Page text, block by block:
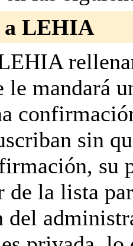
a LEHIA
mandará
sin
su
de la lista
del